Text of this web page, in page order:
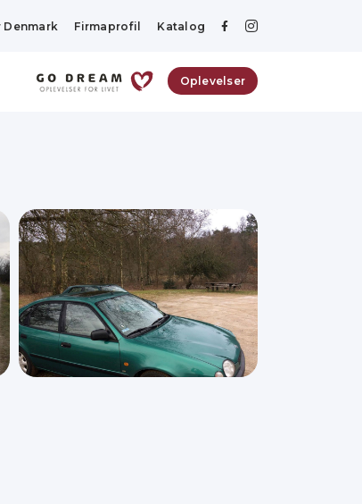
Denmark Firmaprofil Katalog
Oplevelser